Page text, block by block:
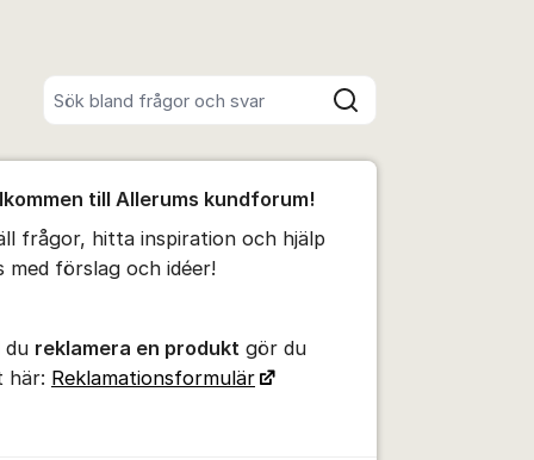
Sök bland alla inlägg
Sök
kommentaren
för inlägg/kommentar
till Allerums kundforum!
frågor, hitta inspiration och hjälp
med förslag och idéer!
du reklamera en produkt gör du
här: Reklamationsformulär